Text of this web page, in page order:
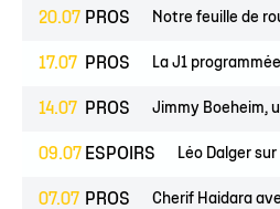
20.07 PROS Notre feuille de
17.07 PROS La J1 programmée
14.07 PROS Jimmy Boeheim,
09.07 ESPOIRS Léo Dalger
07.07 PROS Cherif Haidara